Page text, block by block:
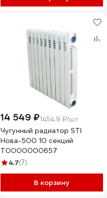
14 549 ₽1454.9 ₽/шт
Чугунный радиатор STI
Нова-500 10 секций
Т0000000657
4.7(7)
В корзину